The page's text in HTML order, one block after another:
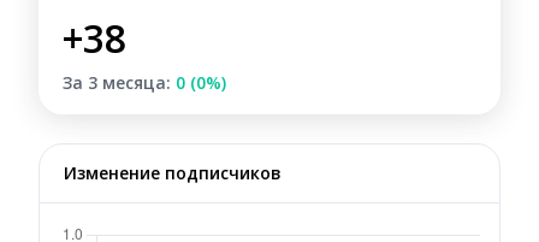
+38
За 3 месяца: 0 (0%)
Изменение подписчиков